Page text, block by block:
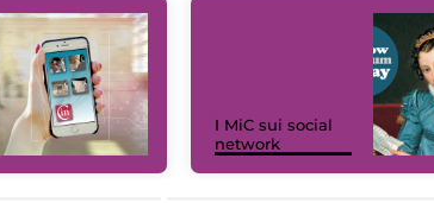
I MiC sui social
network